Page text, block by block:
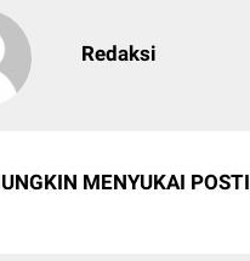
Redaksi
MENYUKAI